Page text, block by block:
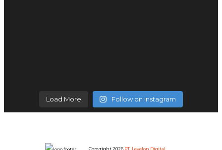
Load More Follow on Instagram